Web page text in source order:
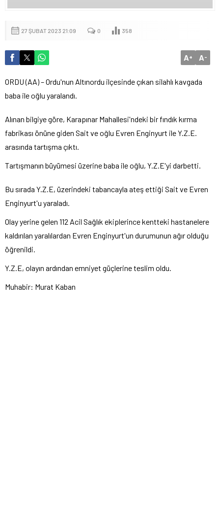
27 ŞUBAT 2023 21:09 0 358
A+ A-
ORDU (AA) – Ordu'nun Altınordu ilçesinde çıkan silahlı kavgada
baba ile oğlu yaralandı.
Alınan bilgiye göre, Karapınar Mahallesi'ndeki bir fındık kırma
fabrikası önüne giden Sait ve oğlu Evren Enginyurt ile Y.Z.E.
arasında tartışma çıktı.
Tartışmanın büyümesi üzerine baba ile oğlu, Y.Z.E'yi darbetti.
Bu sırada Y.Z.E, üzerindeki tabancayla ateş ettiği Sait ve Evren
Enginyurt'u yaraladı.
Olay yerine gelen 112 Acil Sağlık ekiplerince kentteki hastanelere
kaldırılan yaralılardan Evren Enginyurt'un durumunun ağır olduğu
öğrenildi.
Y.Z.E, olayın ardından emniyet güçlerine teslim oldu.
Muhabir: Murat Kaban